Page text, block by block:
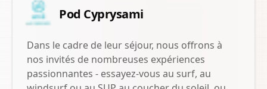
Pod Cyprysami
Dans le cadre de leur séjour, nous offrons à
nos invités de nombreuses expériences
passionnantes - essayez-vous au surf, au